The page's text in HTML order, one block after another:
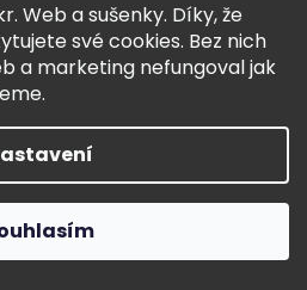
Web a sušenky. Díky, že
své cookies. Bez nich
a marketing nefungoval jak
bos. Všechna práva vyhrazena.
a nakódovalShoptak.cz